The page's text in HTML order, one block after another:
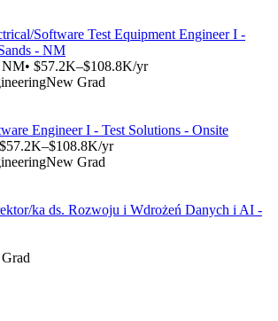
Software Test Equipment Engineer I -
- NM
NM• $57.2K–$108.8K/yr
New Grad
Engineer I - Test Solutions - Onsite
yr
New Grad
ka ds. Rozwoju i Wdrożeń Danych i AI -